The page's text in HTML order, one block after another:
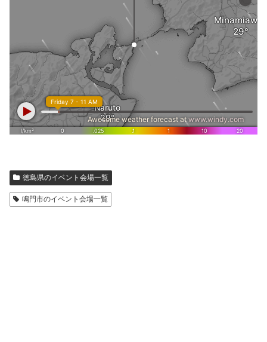
徳島県のイベント会場一覧
鳴門市のイベント会場一覧